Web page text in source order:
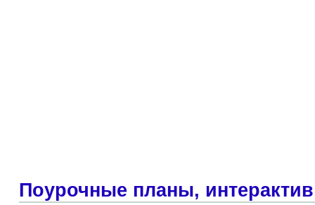
Поурочные планы, интерактив